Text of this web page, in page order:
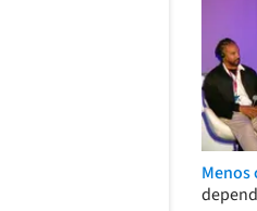
Menos